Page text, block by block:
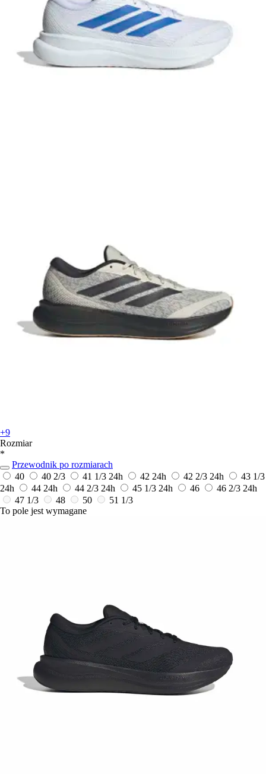
+9
Rozmiar
*
Przewodnik po rozmiarach
40
40 2/3 41 1/3 24h 42 24h 42 2/3 24h
43 1/3
24h
44 24h 44 2/3 24h 45 1/3 24h 46 46 2/3 24h
47 1/3
48 50
51 1/3
To pole jest wymagane